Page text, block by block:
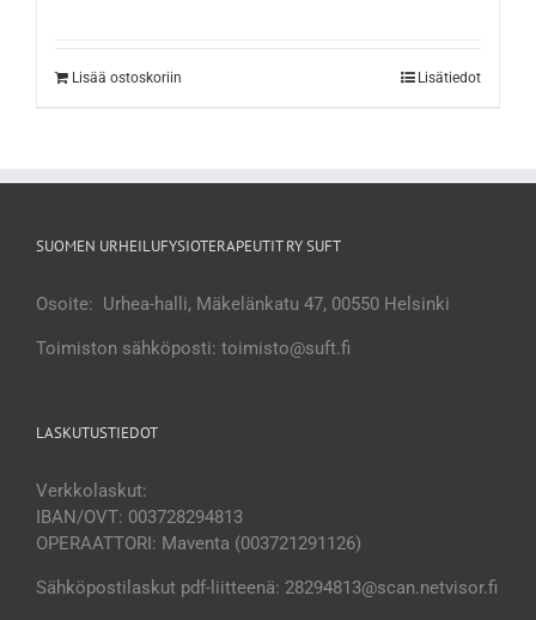
Lisää ostoskoriin Lisätiedot
SUOMEN URHEILUFYSIOTERAPEUTIT RY SUFT
Osoite: Urhea-halli, Mäkelänkatu 47, 00550 Helsinki
Toimiston sähköposti: toimisto@suft.fi
LASKUTUSTIEDOT
Verkkolaskut:
IBAN/OVT: 003728294813
OPERAATTORI: Maventa (003721291126)
Sähköpostilaskut pdf-liitteenä: 28294813@scan.netvisor.fi